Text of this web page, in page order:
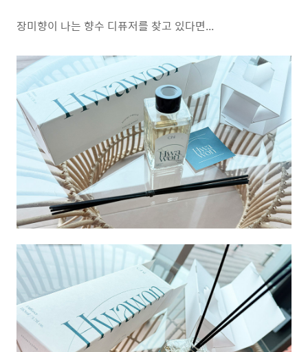
장미향이 나는 향수 디퓨저를 찾고 있다면...